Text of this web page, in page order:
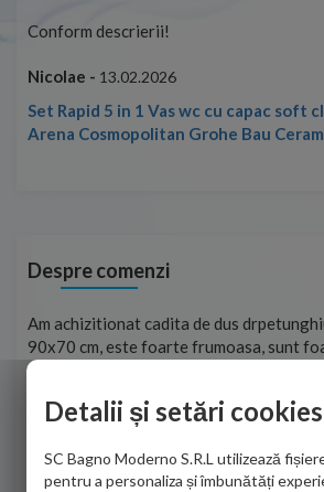
Conform descrierii!
Nicolae - 13.02.2026
Set Rapid 5 in 1 Vas wc cu capac soft
Arena Cosmopolitan Grohe Bau
Despre comenzi
Am achizitionat cadita de dus
90x70 cm, este foarte frumoasa, sunt
de personalul firmei dvs. cu care am
adus coletul in siguranta.Numai bine, va
Sofrone Viviana -28.07.2026
Detalii și setări cookies
SC Bagno Moderno S.R.L utilizează
pentru a personaliza și îmbunătăți